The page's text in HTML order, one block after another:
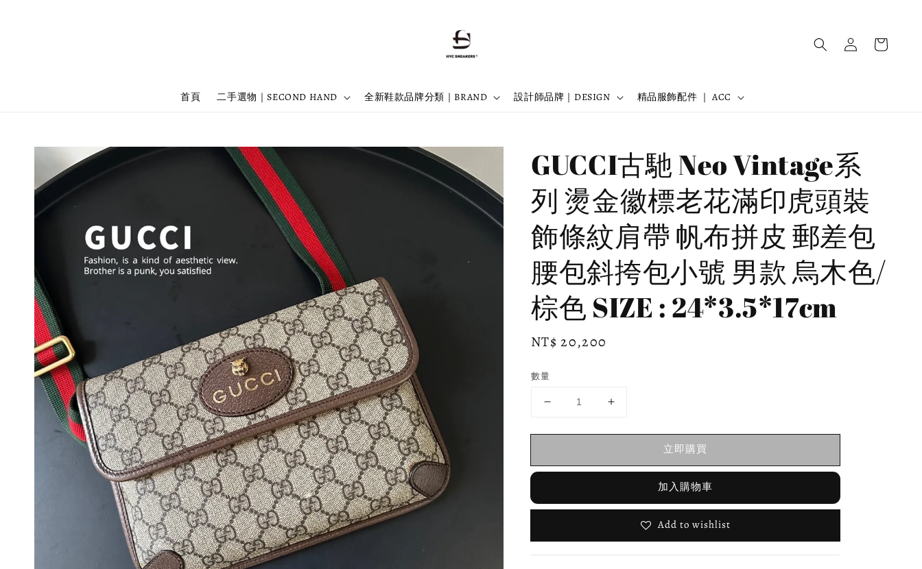
首頁 二手選物｜SECOND HAND 全新鞋款品牌分類｜BRAND 設計師品牌｜DESIGN 精品服飾配件 ｜ ACC
GUCCI古馳 Neo Vintage系
列 燙金徽標老花滿印虎頭裝
飾條紋肩帶 帆布拼皮 郵差包
腰包斜挎包小號 男款 烏木色/
棕色 SIZE : 24*3.5*17cm
Regular
NT$ 20,200
數量
立即購買
加入購物車
Add to wishlist